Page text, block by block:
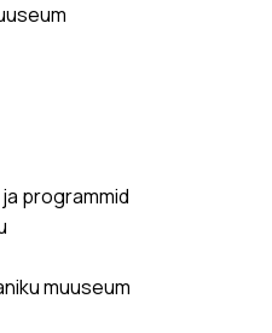
programmid
muuseum